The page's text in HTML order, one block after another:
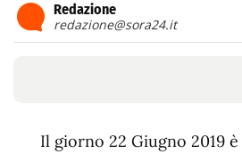
Redazione
redazione@sora24.it
Il giorno 22 Giugno 2019